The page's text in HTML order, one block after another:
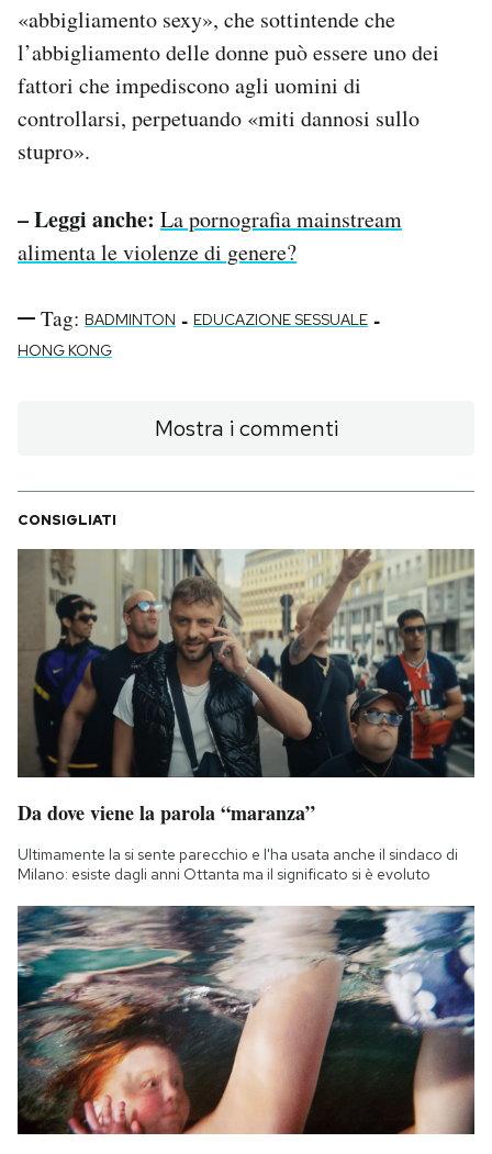
«abbigliamento sexy», che sottintende che
l’abbigliamento delle donne può essere uno dei
fattori che impediscono agli uomini di
controllarsi, perpetuando «miti dannosi sullo
stupro».
– Leggi anche: La pornografia mainstream
alimenta le violenze di genere?
Tag: BADMINTON - EDUCAZIONE SESSUALE -
HONG KONG
Mostra i commenti
CONSIGLIATI
Da dove viene la parola “maranza”
Ultimamente la si sente parecchio e l'ha usata anche il sindaco di
Milano: esiste dagli anni Ottanta ma il significato si è evoluto